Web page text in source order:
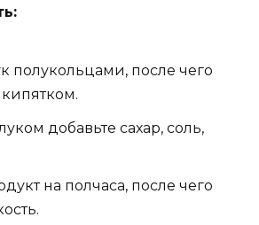
полукольцами, после чего
добавьте сахар, соль,
на полчаса, после чего